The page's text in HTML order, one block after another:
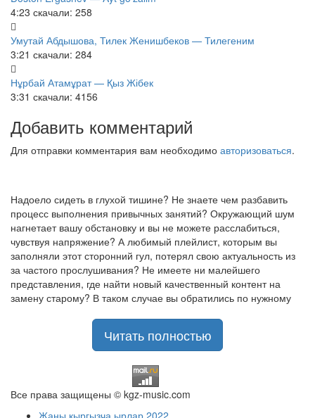
4:23 скачали: 258
Умутай Абдышова, Тилек Женишбеков — Тилегеним
3:21 скачали: 284
Нұрбай Атамұрат — Қыз Жібек
3:31 скачали: 4156
Добавить комментарий
Для отправки комментария вам необходимо авторизоваться.
Надоело сидеть в глухой тишине? Не знаете чем разбавить
процесс выполнения привычных занятий? Окружающий шум
нагнетает вашу обстановку и вы не можете расслабиться,
чувствуя напряжение? А любимый плейлист, которым вы
заполняли этот сторонний гул, потерял свою актуальность из
за частого прослушивания? Не имеете ни малейшего
представления, где найти новый качественный контент на
замену старому? В таком случае вы обратились по нужному
Музыкальный портал KGZ Musicс большой радостью
приветствует своих старых и новых слушателей! Специально
песен всех времён во всех жанровых стилистиках. Огромное
количество старых и новых треков, самые востребованные и
популярные композиции отечественных и зарубежных
Читать полностью
Все права защищены © kgz-music.com
Жаны кыргызча ырлар 2022